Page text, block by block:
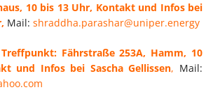
10 bis 13 Uhr, Kontakt und Infos bei
Mail: shraddha.parashar@uniper.energy
Fährstraße 253A, Hamm, 10
und Infos bei Sascha Gellissen, Mail: